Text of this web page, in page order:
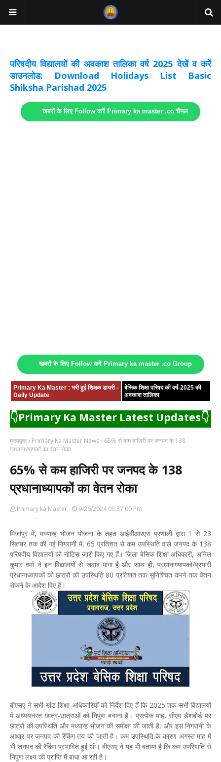
परिषदीय विद्यालयों की अवकाश तालिका वर्ष 2025 देखें व करें
डाउनलोड: Download Holidays List Basic
Shiksha Parishad 2025
खबरों के लिए Follow करें Primary ka master .co चैनल
खबरों के लिए Follow करें Primary ka master .co Group
Primary Ka Master : भरी हुई शिक्षक डायरी -
Daily Update
बेसिक शिक्षा परिषद की वर्ष-2025 की
अवकाश तालिका
👇Primary Ka Master Latest Updates👇
मुख्यपृष्ठ Primary Ka Master News
65% से कम हाजिरी पर जनपद के 138
प्रधानाध्यापकों का वेतन रोका
65% से कम हाजिरी पर जनपद के 138
प्रधानाध्यापकों का वेतन रोका
Primary ka Master 9/26/2024 05:37:00 Pm
मिर्जापुर में, मध्यान्ह भोजन योजना के तहत आईवीआरएस प्रणाली द्वारा 1 से 23
सितंबर तक की गई निगरानी में, 65 प्रतिशत से कम उपस्थिति वाले जनपद के 138
परिषदीय विद्यालयों को नोटिस जारी किए गए हैं। जिला बेसिक शिक्षा अधिकारी, अनिल
कुमार वर्मा ने इन विद्यालयों से जवाब मांगा है और साथ ही, प्रधानाध्यापकों/प्रभारी
प्रधानाध्यापकों को छात्रों की उपस्थिति 80 प्रतिशत तक सुनिश्चित करने तक वेतन
रोकने के आदेश दिए हैं।
बीएसए ने सभी खंड शिक्षा अधिकारियों को निर्देश दिए हैं कि 2025 तक सभी विद्यालयों
में अध्ययनरत छात्र-छात्राओं को निपुण बनाना है। प्रत्येक माह, सीएम डैशबोर्ड पर
छात्रों की उपस्थिति और मध्यान्ह भोजन की समीक्षा की जाती है, और इस निगरानी के
आधार पर जनपद की रैंकिंग तय की जाती है। कम उपस्थिति के कारण अगस्त माह में
भी जनपद की रैंकिंग प्रभावित हुई थी। बीएसए ने यह भी बताया है कि कम उपस्थिति से
निपुण लक्ष्य की प्राप्ति में बाधा आ रही है।